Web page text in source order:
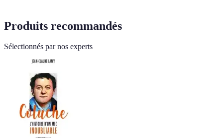
Produits recommandés
Sélectionnés par nos experts